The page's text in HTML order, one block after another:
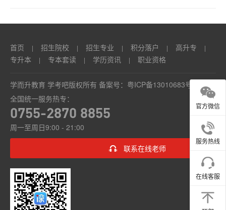
首页 | 招生院校 | 招生专业 | 积分落户 | 高升专 |
专升本 | 专本套读 | 学历资讯 | 职业资格
学而升教育 学考吧版权所有 备案号： 粤ICP备13010683号
全国统一服务热专：
0755-2870 8855
周一至周日9:00 - 21:00
联系在线老师
官方微信
服务热线
在线客服